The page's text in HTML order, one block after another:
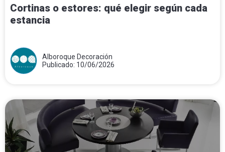
Cortinas o estores: qué elegir según cada
estancia
Alboroque Decoración
Publicado: 10/06/2026